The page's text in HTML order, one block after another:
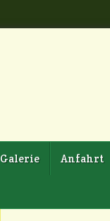
Galerie Anfahrt